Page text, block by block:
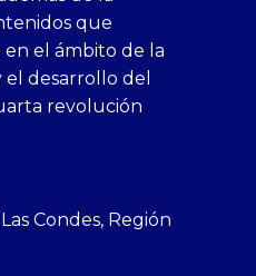
que
el ámbito de la
desarrollo del
revolución
Condes, Región